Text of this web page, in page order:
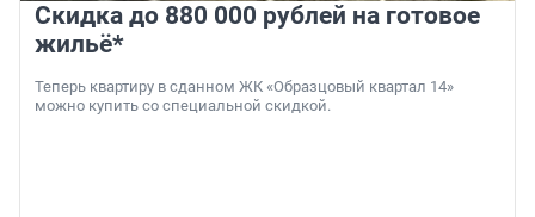
Скидка до 880 000 рублей на готовое
жильё*
Теперь квартиру в сданном ЖК «Образцовый квартал 14»
можно купить со специальной скидкой.